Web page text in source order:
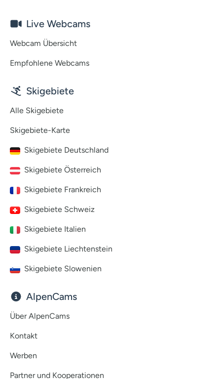
Live Webcams
Webcam Übersicht
Empfohlene Webcams
Skigebiete
Alle Skigebiete
Skigebiete-Karte
Skigebiete Deutschland
Skigebiete Österreich
Skigebiete Frankreich
Skigebiete Schweiz
Skigebiete Italien
Skigebiete Liechtenstein
Skigebiete Slowenien
AlpenCams
Über AlpenCams
Kontakt
Werben
Partner und Kooperationen